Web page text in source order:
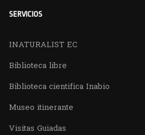
SERVICIOS
INATURALIST EC
Biblioteca libre
Biblioteca cientifica Inabio
Museo itinerante
Visitas Guiadas